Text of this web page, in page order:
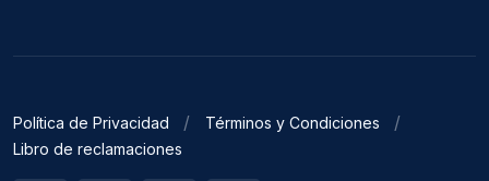
Política de Privacidad
Términos y Condiciones
Libro de reclamaciones